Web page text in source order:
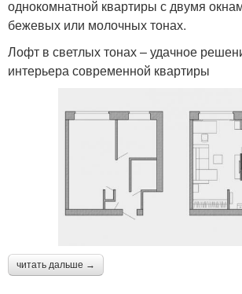
однокомнатной квартиры с двумя
бежевых или молочных тонах.
Лофт в светлых тонах – удачное
интерьера современной квартиры
читать дальше →